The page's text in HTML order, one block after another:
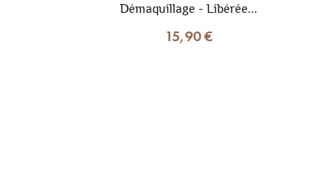
Démaquillage - Libérée...
15,90 €